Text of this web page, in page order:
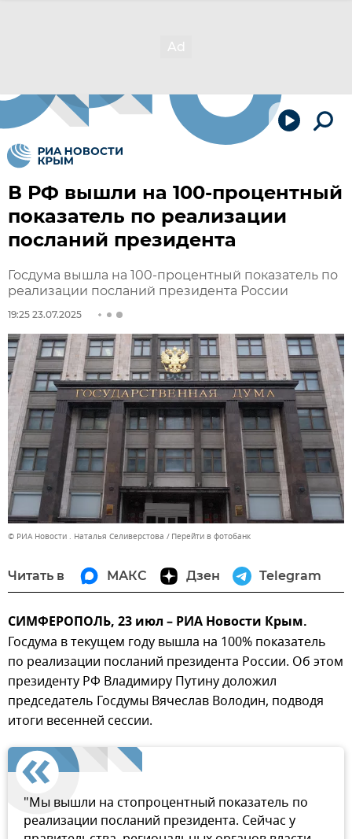
В РФ вышли на 100-процентный
показатель по реализации
посланий президента
Госдума вышла на 100-процентный показатель по
реализации посланий президента России
19:25 23.07.2025
© РИА Новости . Наталья Селиверстова Перейти в фотобанк
Читать в МАКС Дзен Telegram
СИМФЕРОПОЛЬ, 23 июл – РИА Новости Крым.
Госдума в текущем году вышла на 100% показатель
по реализации посланий президента России. Об этом
президенту РФ Владимиру Путину доложил
председатель Госдумы Вячеслав Володин, подводя
итоги весенней сессии.
"Мы вышли на стопроцентный показатель по
реализации посланий президента. Сейчас у